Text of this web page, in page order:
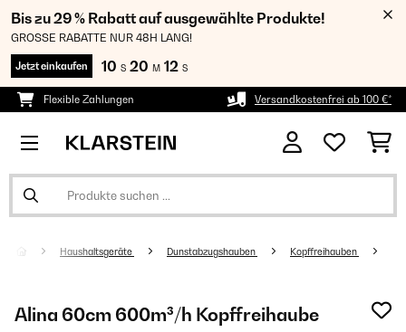
Bis zu 29 % Rabatt auf ausgewählte Produkte!
GROSSE RABATTE NUR 48H LANG!
Jetzt einkaufen 10 S 20 M 12 S
Flexible Zahlungen Versandkostenfrei ab 100 €*
Haushaltsgeräte Dunstabzugshauben Kopffreihauben
Alina 60cm 600m³/h Kopffreihaube